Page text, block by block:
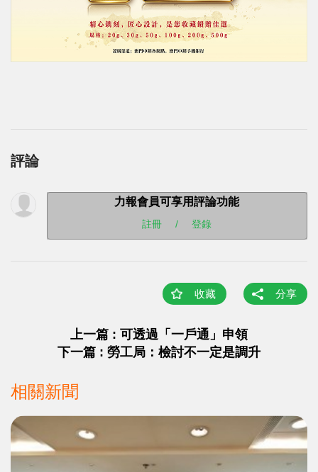
評論
力報會員可享用評論功能
註冊 / 登錄
收藏 分享
上一篇 : 可透過「一戶通」申領
下一篇 : 勞工局：檢討不一定是調升
相關新聞